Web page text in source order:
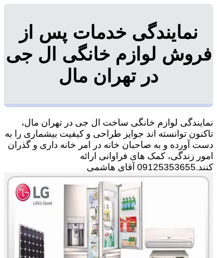
نمایندگی خدمات پس از
فروش لوازم خانگی ال جی
در تهران مال
نمایندگی لوازم خانگی ساخت ال جی در تهران مال،
تاکنون توانسته اند جوایز طراحی و کیفیت بیشماری را به
دست آورده و به صاحبان خانه در امر خانه داری و گذران
امور زندگی، کمک های فراوانی ارائه
کنند.09125353655 آقای هاشمی